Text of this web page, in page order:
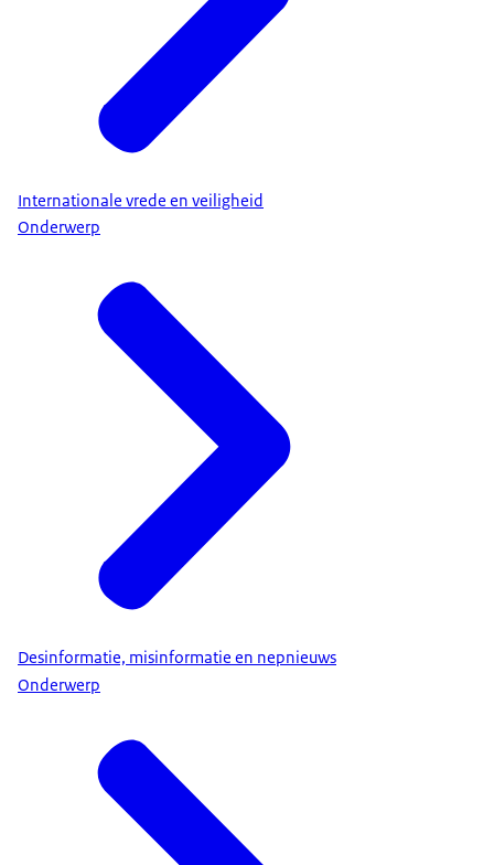
Internationale vrede en veiligheid
Onderwerp
Desinformatie, misinformatie en nepnieuws
Onderwerp